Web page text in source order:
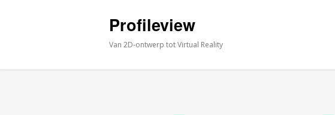
Profileview
Van 2D-ontwerp tot Virtual Reality